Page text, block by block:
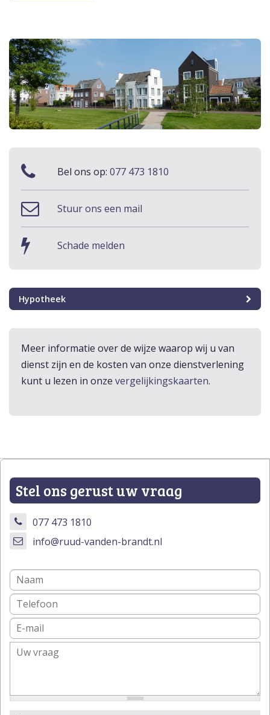
Bel ons op: 077 473 1810
Stuur ons een mail
Schade melden
Hypotheek
Meer informatie over de wijze waarop wij u van
dienst zijn en de kosten van onze dienstverlening
kunt u lezen in onze vergelijkingskaarten.
Stel ons gerust uw vraag
077 473 1810
info@ruud-vanden-brandt.nl